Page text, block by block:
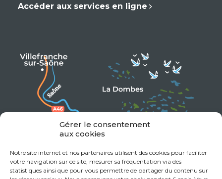
Gérer le consentement
aux cookies
Notre site internet et nos partenaires utilisent des cookies pour faciliter
votre navigation sur ce site, mesurer sa fréquentation via des
statistiques ainsi que pour vous permettre de partager du contenu sur
Accéder aux services en ligne